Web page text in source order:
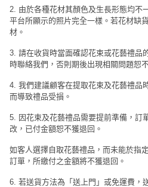
玩
樂
遊
艇
出
租
2. 由於各種花材其顏色及生長形態均不
平台所顯示的照片完全一樣。若花材缺
材。
3. 請在收貨時當面確認花束或花藝禮品
時聯絡我們，否則期後出現相關問題恕
4. 我們建議顧客在提取花束及花藝禮品
而導致禮品受損。
5. 因花束及花藝禮品需要提前準備，訂
改，已付金額恕不獲退回。
如客人選擇自取花藝禮品，而未能於指
訂單，所繳付之金額將不獲退回。
6. 若送貨方法為「送上門」或免運費，